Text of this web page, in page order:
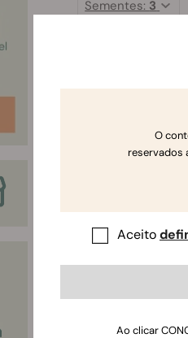
Sementes: 3
O
reservados
Aceito
Ao clicar